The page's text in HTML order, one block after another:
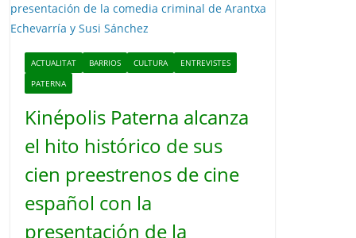
ACTUALITAT BARRIOS CULTURA
ENTREVISTES
PATERNA
Kinépolis Paterna alcanza
el hito histórico de sus
cien preestrenos de cine
español con la
presentación de la